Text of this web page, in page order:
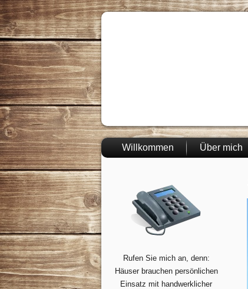
Willkommen Über mich
Rufen Sie mich an, denn:
Häuser brauchen persönlichen
Einsatz mit handwerklicher